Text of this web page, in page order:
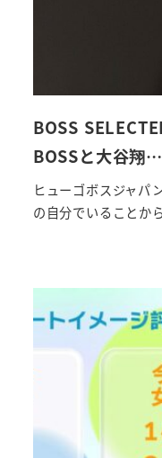
BOSS
BOSSと大谷翔…
ヒューゴボスジャパ
の自分でいること